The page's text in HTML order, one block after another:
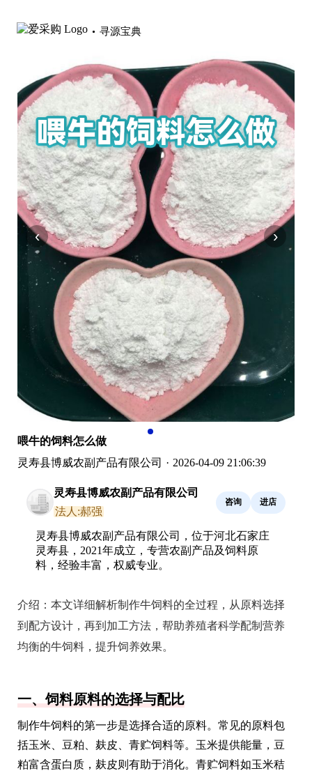
寻源宝典
‹ ›
喂牛的饲料怎么做
灵寿县博威农副产品有限公司 · 2026-04-09 21:06:39
灵寿县博威农副产品有限公司
法人:郝强
咨询 进店
灵寿县博威农副产品有限公司，位于河北石家庄
灵寿县，2021年成立，专营农副产品及饲料原
料，经验丰富，权威专业。
介绍： 本文详细解析制作牛饲料的全过程，从原料选择
到配方设计，再到加工方法，帮助养殖者科学配制营养
均衡的牛饲料，提升饲养效果。
一、饲料原料的选择与配比
制作牛饲料的第一步是选择合适的原料。常见的原料包
括玉米、豆粕、麸皮、青贮饲料等。玉米提供能量，豆
粕富含蛋白质，麸皮则有助于消化。青贮饲料如玉米秸